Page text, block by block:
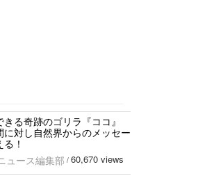
る奇跡のゴリラ『ココ』
に対し自然界からのメッセー
！
ュース編集部 / 60,670 views